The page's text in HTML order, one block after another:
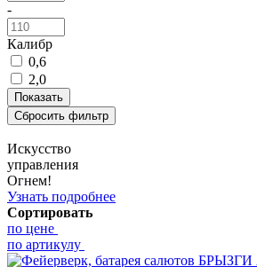
-
Калибр
0,6
2,0
Искусство
управления
Огнем!
Узнать подробнее
Сортировать
по цене
по артикулу